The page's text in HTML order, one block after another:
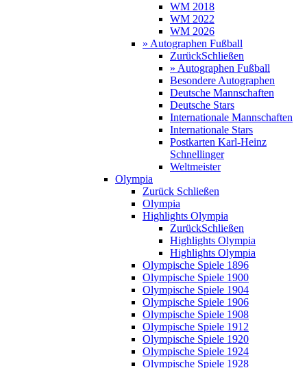
WM 2018
WM 2022
WM 2026
» Autographen Fußball
ZurückSchließen
» Autographen Fußball
Besondere Autographen
Deutsche Mannschaften
Deutsche Stars
Internationale Mannschaften
Internationale Stars
Postkarten Karl-Heinz
Schnellinger
Weltmeister
Olympia
Zurück Schließen
Olympia
Highlights Olympia
ZurückSchließen
Highlights Olympia
Highlights Olympia
Olympische Spiele 1896
Olympische Spiele 1900
Olympische Spiele 1904
Olympische Spiele 1906
Olympische Spiele 1908
Olympische Spiele 1912
Olympische Spiele 1920
Olympische Spiele 1924
Olympische Spiele 1928